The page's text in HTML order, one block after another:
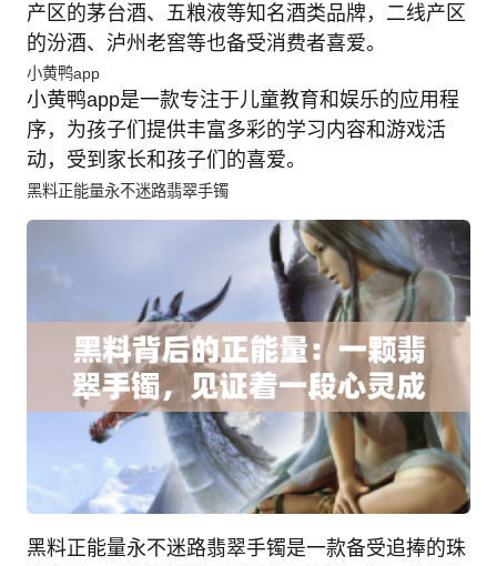
产区的茅台酒、五粮液等知名酒类品牌，二线产区
的汾酒、泸州老窖等也备受消费者喜爱。
小黄鸭app
小黄鸭app是一款专注于儿童教育和娱乐的应用程
序，为孩子们提供丰富多彩的学习内容和游戏活
动，受到家长和孩子们的喜爱。
黑料正能量永不迷路翡翠手镯
黑料正能量永不迷路翡翠手镯是一款备受追捧的珠